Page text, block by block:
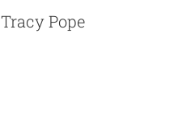
Tracy Pope